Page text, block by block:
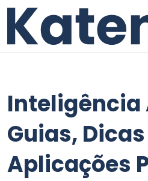
Guias,
Aplicações